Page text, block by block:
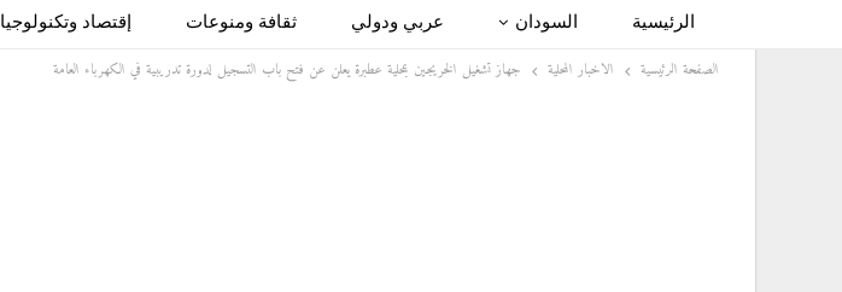
الرئيسية السودان عربي ودولي ثقافة ومنوعات إقتصاد وتكنولوجيا
الصفحة الرئيسية الاخبار المحلية جهاز تشغيل الخريجين بمحلية عطبرة يعلن عن فتح باب التسجيل لدورة تدريبية في الكهرباء العامة